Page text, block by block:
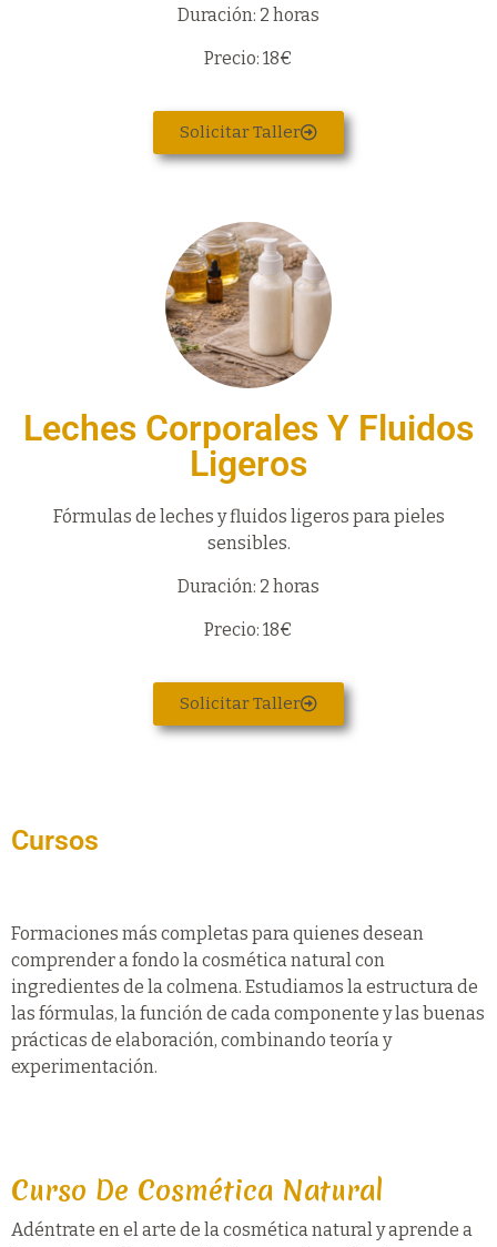
Duración: 2 horas
Precio: 18€
Solicitar Taller
Leches Corporales Y Fluidos
Ligeros
Fórmulas de leches y fluidos ligeros para pieles
sensibles.
Duración: 2 horas
Precio: 18€
Solicitar Taller
Cursos
Formaciones más completas para quienes desean
comprender a fondo la cosmética natural con
ingredientes de la colmena. Estudiamos la estructura de
las fórmulas, la función de cada componente y las buenas
prácticas de elaboración, combinando teoría y
experimentación.
Curso De Cosmética Natural
Adéntrate en el arte de la cosmética natural y aprende a